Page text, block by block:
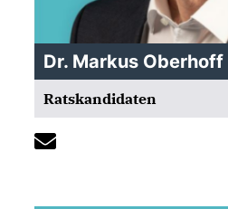
Dr. Markus Oberhoff
Ratskandidaten